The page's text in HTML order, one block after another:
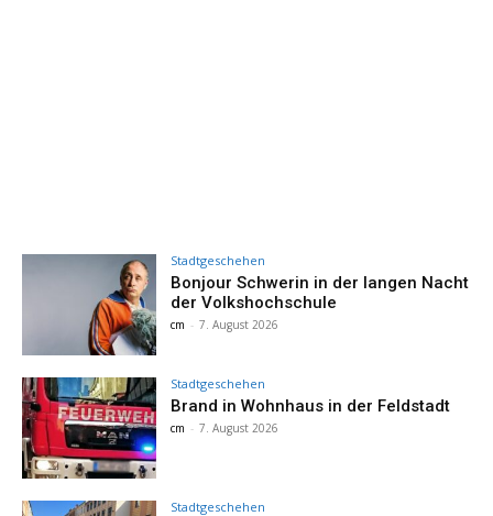
Stadtgeschehen
Bonjour Schwerin in der langen Nacht
der Volkshochschule
cm - 7. August 2026
Stadtgeschehen
Brand in Wohnhaus in der Feldstadt
cm - 7. August 2026
Stadtgeschehen